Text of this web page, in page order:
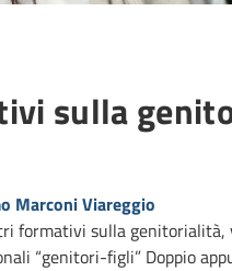
sulla
Marconi Viareggio
formativi sulla genitorialità,
“genitori-figli” Doppio